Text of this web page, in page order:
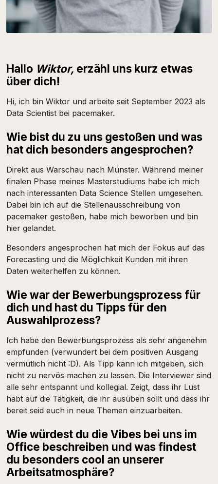
Hallo Wiktor, erzähl uns kurz etwas
über dich!
Hi, ich bin Wiktor und arbeite seit September 2023 als
Data Scientist bei pacemaker.
Wie bist du zu uns gestoßen und was
hat dich besonders angesprochen?
Direkt aus Warschau nach Münster. Während meiner
finalen Phase meines Masterstudiums habe ich mich
nach interessanten Data Science Stellen umgesehen.
Dabei bin ich auf die Stellenausschreibung von
pacemaker gestoßen, habe mich beworben und bin
hier gelandet.
Besonders angesprochen hat mich der Fokus auf das
Forecasting und die Möglichkeit Kunden mit ihren
Daten weiterhelfen zu können.
Wie war der Bewerbungsprozess für
dich und hast du Tipps für den
Auswahlprozess?
Ich habe den Bewerbungsprozess als sehr angenehm
empfunden (verwundert bei dem positiven Ausgang
vermutlich nicht :D). Als Tipp kann ich mitgeben, sich
nicht zu nervös machen zu lassen. Die Interviewer sind
alle sehr entspannt und kollegial. Zeigt, dass ihr Lust
habt auf die Tätigkeit, die ihr ausüben sollt und dass ihr
bereit seid euch in neue Themen einzuarbeiten.
Wie würdest du die Vibes bei uns im
Office beschreiben und was findest
du besonders cool an unserer
Arbeitsatmosphäre?